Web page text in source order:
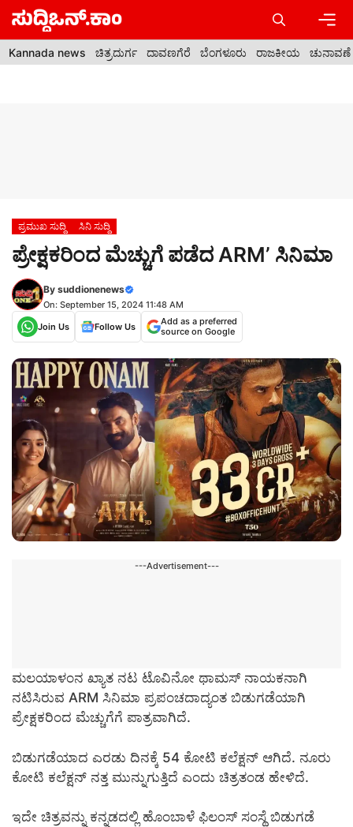
Skip
content
Kannada news ಚಿತ್ರದುರ್ಗ ದಾವಣಗೆರೆ ಬೆಂಗಳೂರು ರಾಜಕೀಯ ಚುನಾವಣೆ
ಪ್ರಮುಖ ಸುದ್ದಿ ಸಿನಿ ಸುದ್ದಿ
ಪ್ರೇಕ್ಷಕರಿಂದ ಮೆಚ್ಚುಗೆ ಪಡೆದ ARM’ ಸಿನಿಮಾ
By suddionenews
On: September 15, 2024 11:48 AM
Join Us
Follow Us
Add as a preferred
source on Google
---Advertisement---
ಮಲಯಾಳಂನ ಖ್ಯಾತ ನಟ ಟೊವಿನೋ ಥಾಮಸ್‌ ನಾಯಕನಾಗಿ
ನಟಿಸಿರುವ ARM ಸಿನಿಮಾ ಪ್ರಪಂಚದಾದ್ಯಂತ ಬಿಡುಗಡೆಯಾಗಿ
ಪ್ರೇಕ್ಷಕರಿಂದ ಮೆಚ್ಚುಗೆಗೆ ಪಾತ್ರವಾಗಿದೆ.
ಬಿಡುಗಡೆಯಾದ ಎರಡು ದಿನಕ್ಕೆ 54 ಕೋಟಿ ಕಲೆಕ್ಷನ್ ಆಗಿದೆ. ನೂರು
ಕೋಟಿ ಕಲೆಕ್ಷನ್ ನತ್ತ ಮುನ್ನುಗುತ್ತಿದೆ ಎಂದು ಚಿತ್ರತಂಡ ಹೇಳಿದೆ.
ಇದೇ ಚಿತ್ರವನ್ನು ಕನ್ನಡದಲ್ಲಿ ಹೊಂಬಾಳೆ ಫಿಲಂಸ್‌ ಸಂಸ್ಥೆ ಬಿಡುಗಡೆ